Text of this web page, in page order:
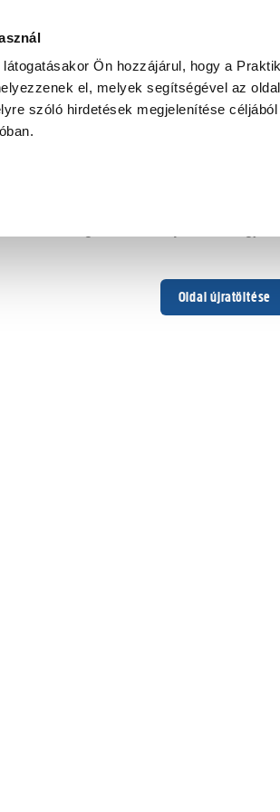
Ön hozzájárul, hogy a
el, melyek segítségével az
szóló hirdetések megjelenítése
Oldal újratöltése